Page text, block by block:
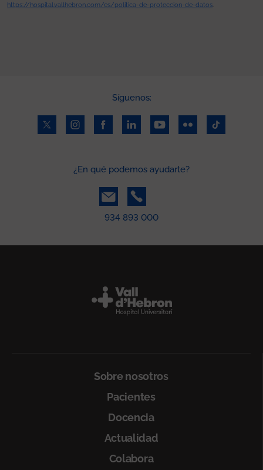
https://hospital.vallhebron.com/es/politica-de-proteccion-de-datos
Síguenos:
¿En qué podemos ayudarte?
934 893 000
Sobre nosotros
Pacientes
Docencia
Actualidad
Colabora